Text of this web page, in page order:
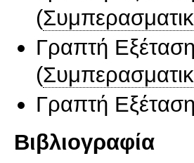
(
Γραπτή
(
Γραπτή
Βιβλιογραφία